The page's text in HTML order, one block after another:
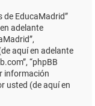
de EducaMadrid”
adelante
aquí en adelante
“phpBB
información
usted (de aquí en